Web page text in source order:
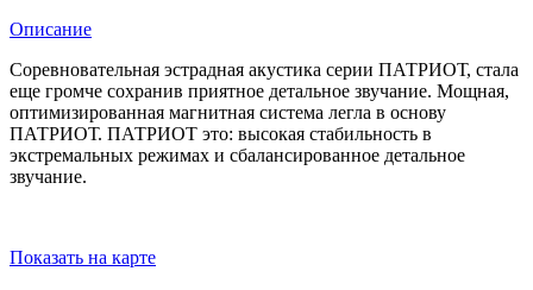
Описание
Соревновательная эстрадная акустика серии ПАТРИОТ, стала
еще громче сохранив приятное детальное звучание. Мощная,
оптимизированная магнитная система легла в основу
ПАТРИОТ. ПАТРИОТ это: высокая стабильность в
экстремальных режимах и сбалансированное детальное
звучание.
Показать на карте